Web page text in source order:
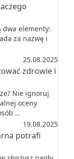
dwa elementy:
za nazwę i
25.08.2025
zdrowie i
Nie ignoruj
oceny
…
19.08.2025
potrafi